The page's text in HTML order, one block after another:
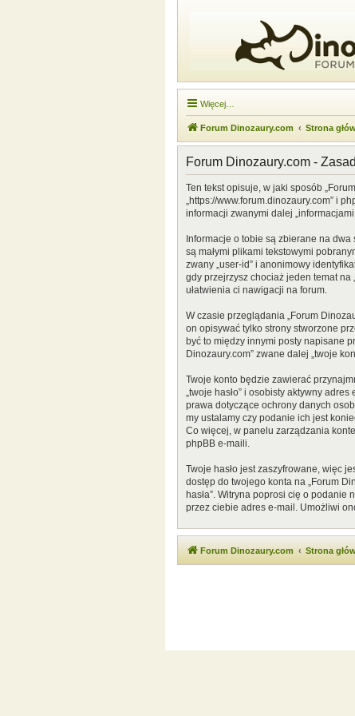
Więcej…
Forum Dinozaury.com Strona
Forum Dinozaury.com -
Ten tekst opisuje, w jaki sposób
„https://www.forum.dinozaury.com” i
informacji zwanymi dalej
Informacje o tobie są zbierane na
są małymi plikami tekstowymi
zwany „user-id” i anonimowy
gdy przejrzysz chociaż jeden temat na
ułatwienia ci nawigacji na forum.
W czasie przeglądania „Forum
on opisywać tylko strony stworzone
być to między innymi posty napisane
Dinozaury.com” zwane dalej „twoje
Twoje konto będzie zawierać
„twoje hasło” i osobisty aktywny
prawa dotyczące ochrony danych
my ustalamy czy podanie ich jest
Co więcej, w panelu zarządzania
phpBB e-maili.
Twoje hasło jest zaszyfrowane, więc
dostęp do twojego konta na „Forum
hasła”. Witryna poprosi cię o
przez ciebie adres e-mail. Umożliwi
Forum Dinozaury.com Strona